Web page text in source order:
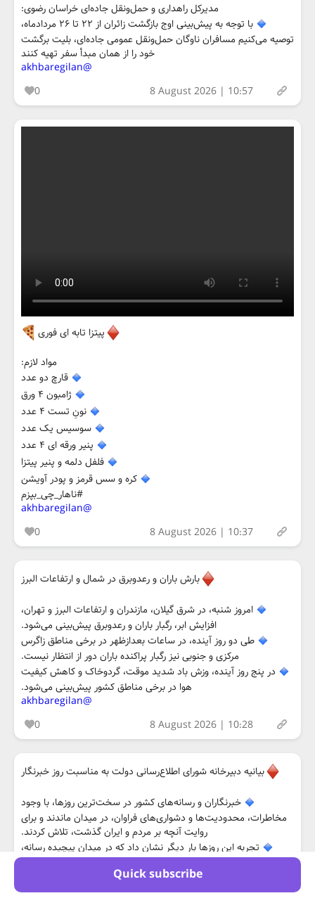
Quick subscribe
مدیرکل راهداری و حمل‌ونقل جاده‌ای خراسان رضوی:
با توجه به پیش‌بینی اوج بازگشت زائران از ۲۲ تا ۲۶ مردادماه،
توصیه می‌کنیم مسافران ناوگان حمل‌ونقل عمومی جاده‌ای، بلیت برگشت
خود را از همان مبدأ سفر تهیه کنند
@akhbaregilan
0
8 August 2026 | 10:57
پیتزا تابه ای فوری
مواد لازم:
قارچ دو عدد
ژامبون ۴ ورق
نونِ تست ۴ عدد
سوسیس یک عدد
پنیر ورقه ای ۴ عدد
فلفل دلمه و پنیر پیتزا
کره و سس قرمز و پودر آویشن
#ناهار_چی_بپزم
@akhbaregilan
0
8 August 2026 | 10:37
بارش باران و رعدوبرق در شمال و ارتفاعات البرز
امروز شنبه، در شرق گیلان، مازندران و ارتفاعات البرز و تهران،
افزایش ابر، رگبار باران و رعدوبرق پیش‌بینی می‌شود.
طی دو روز آینده، در ساعات بعدازظهر در برخی مناطق زاگرس
مرکزی و جنوبی نیز رگبار پراکنده باران دور از انتظار نیست.
در پنج روز آینده، وزش باد شدید موقت، گردوخاک و کاهش کیفیت
هوا در برخی مناطق کشور پیش‌بینی می‌شود.
@akhbaregilan
0
8 August 2026 | 10:28
بیانیه دبیرخانه شورای اطلاع‌رسانی دولت به مناسبت روز خبرنگار
خبرنگاران و رسانه‌های کشور در سخت‌ترین روزها، با وجود
مخاطرات، محدودیت‌ها و دشواری‌های فراوان، در میدان ماندند و برای
روایت آنچه بر مردم و ایران گذشت، تلاش کردند.
تجربه این روزها بار دیگر نشان داد که در میدان پیچیده رسانه،
اساسی دارد و بازگشت مرجعیت خبری و رسانه‌ای به داخل کشور، جز با
اعتماد به خبرنگاران، دسترسی آنان به اطلاعات و به‌رسمیت‌شناختن